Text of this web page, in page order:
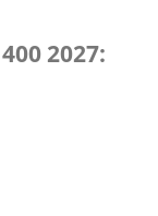
2027: